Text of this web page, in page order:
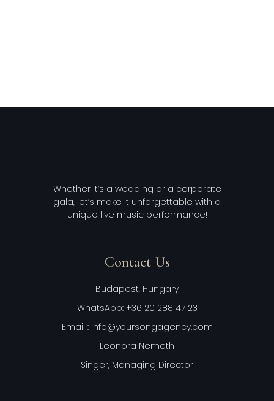
Whether it’s a wedding or a corporate
gala, let’s make it unforgettable with a
unique live music performance!
Contact Us
Budapest, Hungary
WhatsApp: +36 20 288 47 23
Email : info@yoursongagency.com
Leonora Nemeth
Singer, Managing Director